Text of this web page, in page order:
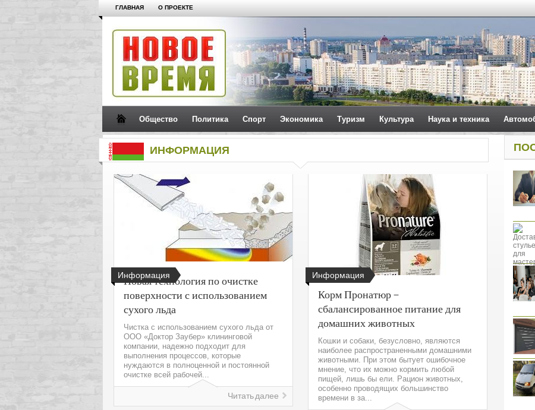
ГЛАВНАЯ О ПРОЕКТЕ
Общество Политика Спорт Экономика Туризм Культура Наука и техника
ИНФОРМАЦИЯ
Информация
Новая технология по очистке
поверхности с использованием
сухого льда
Чистка с использованием сухого льда от
ООО «Доктор Заубер» клининговой
компании, надежно подходит для
выполнения процессов, которые
нуждаются в полноценной и постоянной
очистке всей рабочей...
Читать далее
Информация
Корм Пронатюр –
сбалансированное питание для
домашних животных
Кошки и собаки, безусловно, являются
наиболее распространенными домашними
животными. При этом бытует ошибочное
мнение, что их можно кормить любой
пищей, лишь бы ели. Рацион животных,
особенно проводящих большинство
времени в за...